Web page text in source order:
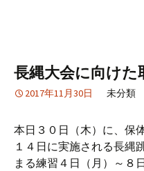
長縄大会に向けた
2017年11月30日 未分類
本日３０日（木）に、保
１４日に実施される長縄
まる練習４日（月）～８